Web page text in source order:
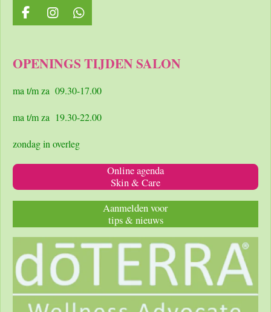
F
a
b
o
I
n
a
r
m
W
h
s
p
OPENINGS TIJDEN SALON
ma t/m za 09.30-17.00
ma t/m za 19.30-22.00
zondag in overleg
Online agenda
Skin & Care
Aanmelden voor
tips & nieuws